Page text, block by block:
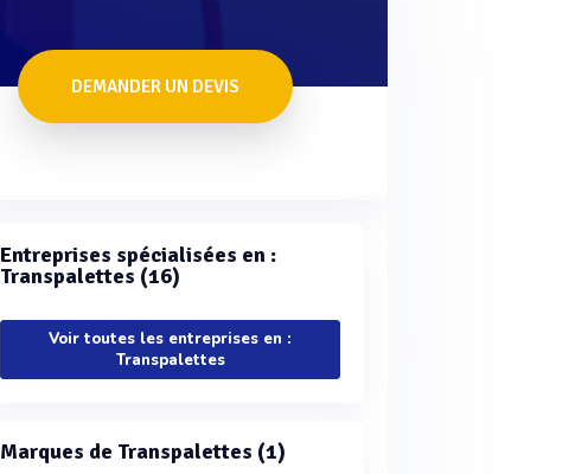
DEMANDER UN DEVIS
Entreprises spécialisées en :
Transpalettes (16)
Voir toutes les entreprises en :
Transpalettes
Marques de Transpalettes (1)